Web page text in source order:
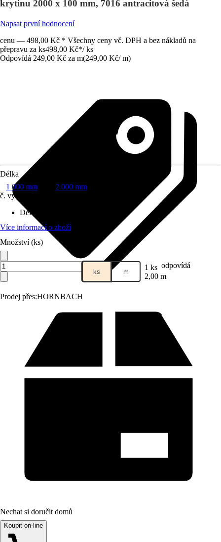
krytinu 2000 x 100 mm, 7016 antracitová šedá
Napsat první hodnocení
cenu — 498,00 Kč * Všechny ceny vč. DPH a bez nákladů na
přepravu za ks498,00 Kč*/ ks
Odpovídá 249,00 Kč za m(249,00 Kč/ m)
Prodej přes:HORNBACH
Délka
1 000 mm
2 000 mm
č. výrobku
Délka
Více informací o zboží
Množství (ks)
ks m 1 ks odpovídá
2,00 m
Nechat si doručit domů
Koupit on-line